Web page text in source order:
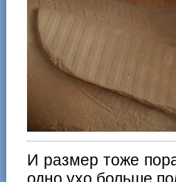
И размер тоже
одно ухо больше